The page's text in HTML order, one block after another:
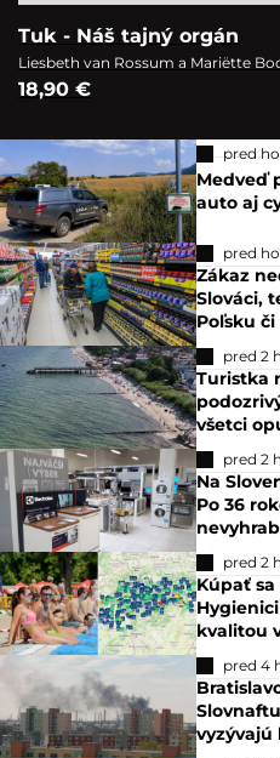
Tuk - Náš tajný orgán
Liesbeth van Rossum a Mariëtte
18,90 €
pred
Medveď
auto aj
pred
Zákaz
Slováci,
Poľsku
pred 2
Turistka
všetci
pred 2
Na
Po 36
pred 2
Kúpať
kvalitou
pred 4
vyzývajú